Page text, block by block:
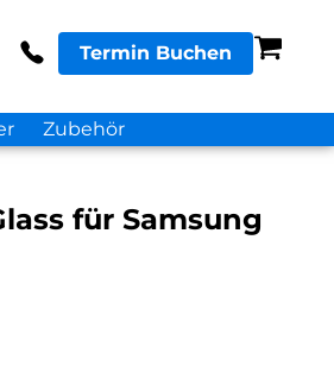
Termin Buchen
Zubehör
für Samsung